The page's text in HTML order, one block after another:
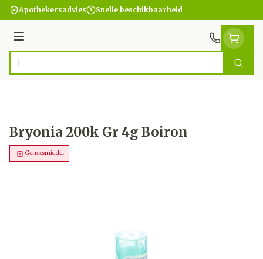
Ga naar de inhoud
Apothekersadvies Snelle beschikbaarheid
Menu
Product, merk, categorie... Zoek
Bryonia 200k Gr 4g Boiron
Geneesmiddel